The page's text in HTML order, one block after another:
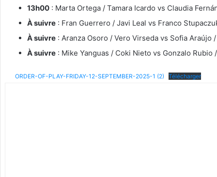
13h00 : Marta Ortega / Tamara Icardo vs Claudia
À suivre : Fran Guerrero / Javi Leal vs Franco
À suivre : Aranza Osoro / Vero Virseda vs Sofia Araújo
À suivre : Mike Yanguas / Coki Nieto vs Gonzalo Rubio
ORDER-OF-PLAY-FRIDAY-12-SEPTEMBER-2025-1 (2) Télécharger